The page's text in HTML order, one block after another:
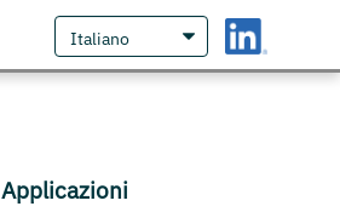
Applicazioni